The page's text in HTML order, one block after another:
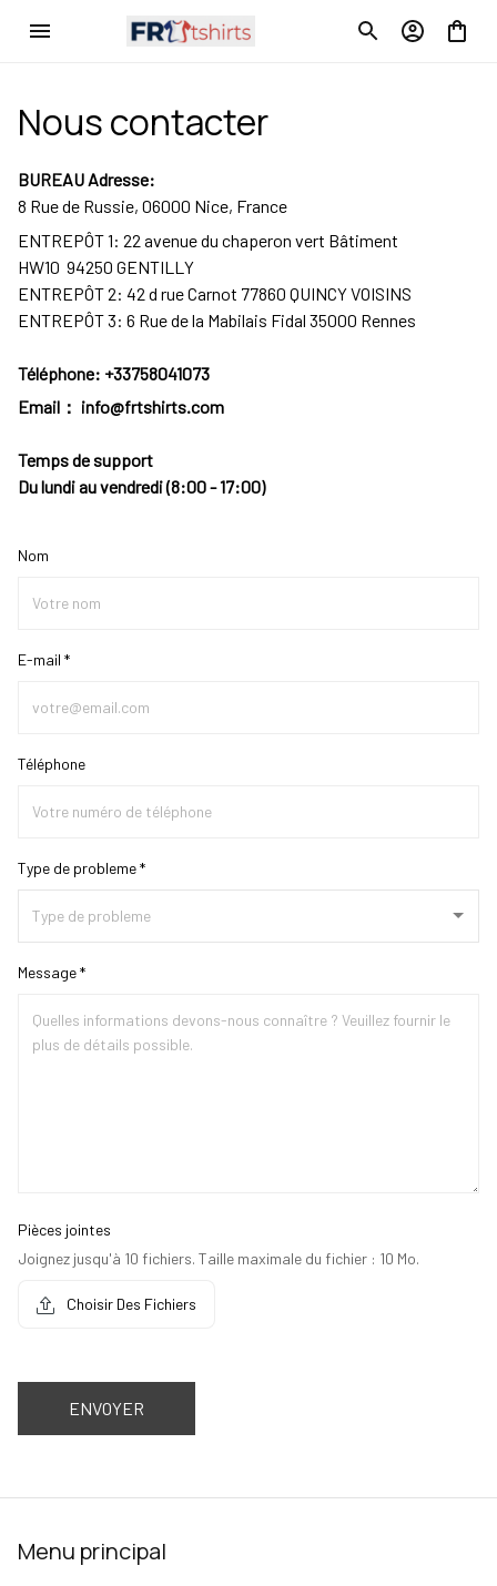
Nous contacter
BUREAU Adresse:
8 Rue de Russie, 06000 Nice, France
ENTREPÔT 1: 22 avenue du chaperon vert Bâtiment
HW10 94250 GENTILLY
ENTREPÔT 2: 42 d rue Carnot 77860 QUINCY VOISINS
ENTREPÔT 3: 6 Rue de la Mabilais Fidal 35000 Rennes
Téléphone: +33758041073
Email： info@frtshirts.com
Temps de support
Du lundi au vendredi (8:00 - 17:00)
Nom
E-mail *
Téléphone
Type de probleme *
Message *
Pièces jointes
Joignez jusqu'à 10 fichiers. Taille maximale du fichier : 10 Mo.
Choisir Des Fichiers
ENVOYER
Menu principal